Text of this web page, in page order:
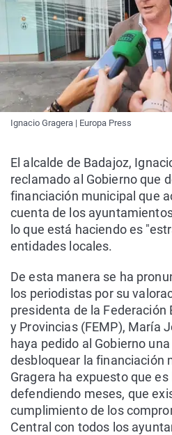
Ignacio Gragera | Europa Press
El alcalde de Badajoz,
reclamado al Gobierno que
financiación municipal que
cuenta de los
lo que está haciendo es
entidades locales.
De esta manera se ha
los periodistas por su
presidenta de la Federación
y Provincias (FEMP), María
haya pedido al Gobierno
desbloquear la financiación
Gragera ha expuesto que es
defendiendo meses, que
cumplimiento de los
Central con todos los